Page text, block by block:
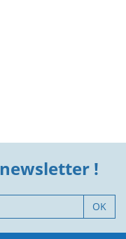
newsletter !
OK